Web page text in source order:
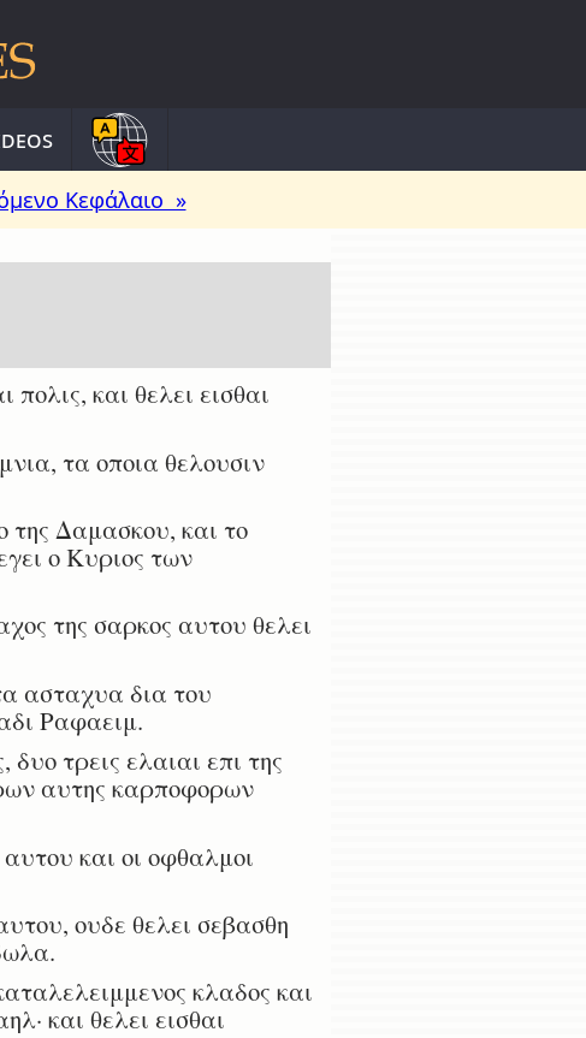
Κεφάλαιο »
και θελει εισθαι
τα οποια θελουσιν
της Δαμασκου, και το
ο Κυριος των
της σαρκος αυτου θελει
ασταχυα δια του
Ραφαειμ.
τρεις ελαιαι επι της
αυτης καρποφορων
και οι οφθαλμοι
ουδε θελει σεβασθη
κλαδος και
και θελει εισθαι